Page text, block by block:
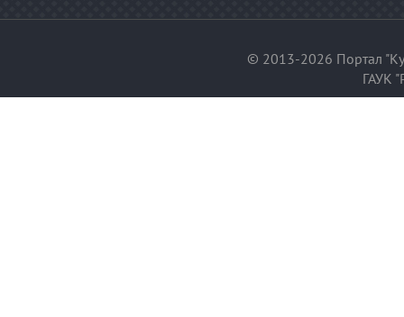
© 2013-2026 Портал
ГАУК